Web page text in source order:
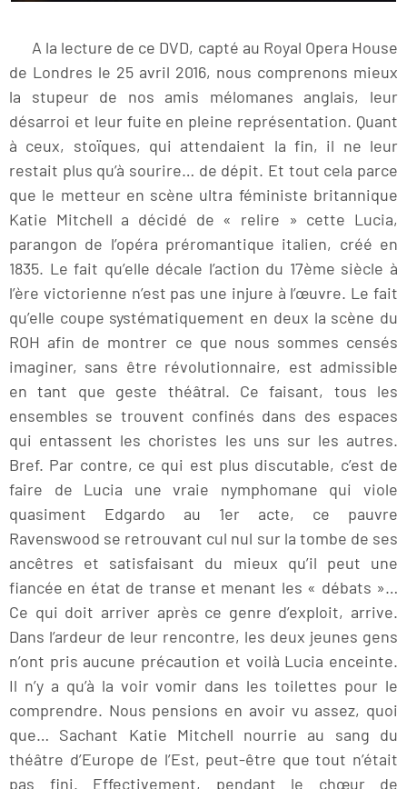
A la lecture de ce DVD, capté au Royal Opera House
de Londres le 25 avril 2016, nous comprenons mieux
la stupeur de nos amis mélomanes anglais, leur
désarroi et leur fuite en pleine représentation. Quant
à ceux, stoïques, qui attendaient la fin, il ne leur
restait plus qu’à sourire… de dépit. Et tout cela parce
que le metteur en scène ultra féministe britannique
Katie Mitchell a décidé de « relire » cette Lucia,
parangon de l’opéra préromantique italien, créé en
1835. Le fait qu’elle décale l’action du 17ème siècle à
l’ère victorienne n’est pas une injure à l’œuvre. Le fait
qu’elle coupe systématiquement en deux la scène du
ROH afin de montrer ce que nous sommes censés
imaginer, sans être révolutionnaire, est admissible
en tant que geste théâtral. Ce faisant, tous les
ensembles se trouvent confinés dans des espaces
qui entassent les choristes les uns sur les autres.
Bref. Par contre, ce qui est plus discutable, c’est de
faire de Lucia une vraie nymphomane qui viole
quasiment Edgardo au 1er acte, ce pauvre
Ravenswood se retrouvant cul nul sur la tombe de ses
ancêtres et satisfaisant du mieux qu’il peut une
fiancée en état de transe et menant les « débats »…
Ce qui doit arriver après ce genre d’exploit, arrive.
Dans l’ardeur de leur rencontre, les deux jeunes gens
n’ont pris aucune précaution et voilà Lucia enceinte.
Il n’y a qu’à la voir vomir dans les toilettes pour le
comprendre. Nous pensions en avoir vu assez, quoi
que… Sachant Katie Mitchell nourrie au sang du
théâtre d’Europe de l’Est, peut-être que tout n’était
pas fini. Effectivement, pendant le chœur de